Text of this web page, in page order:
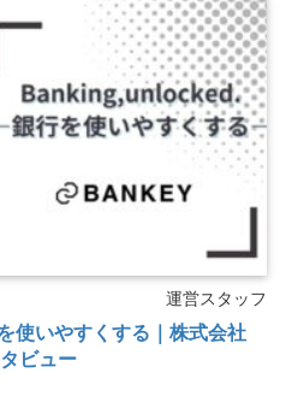
運営スタッフ
いやすくする｜株式会社
ビュー